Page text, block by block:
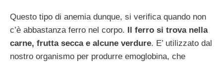
Questo tipo di anemia dunque, si verifica quando non
c’è abbastanza ferro nel corpo. Il ferro si trova nella
carne, frutta secca e alcune verdure. E’ utilizzato dal
nostro organismo per produrre emoglobina, che